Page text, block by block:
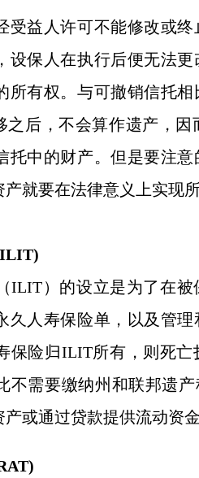
受益人许可不能修改或
设保人在执行后便无法
有权。 与可撤销信托
之后，不会算作遗产，因
托中的财产。但是要注
就要在法律意义上实现所
ILIT）的设立是为了在被
久人寿保险单，以及管
保险归ILIT所有，则死
不需要缴纳州和联邦遗
或通过贷款提供流动资